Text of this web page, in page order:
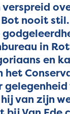
nooit
in
en
het
van zijn